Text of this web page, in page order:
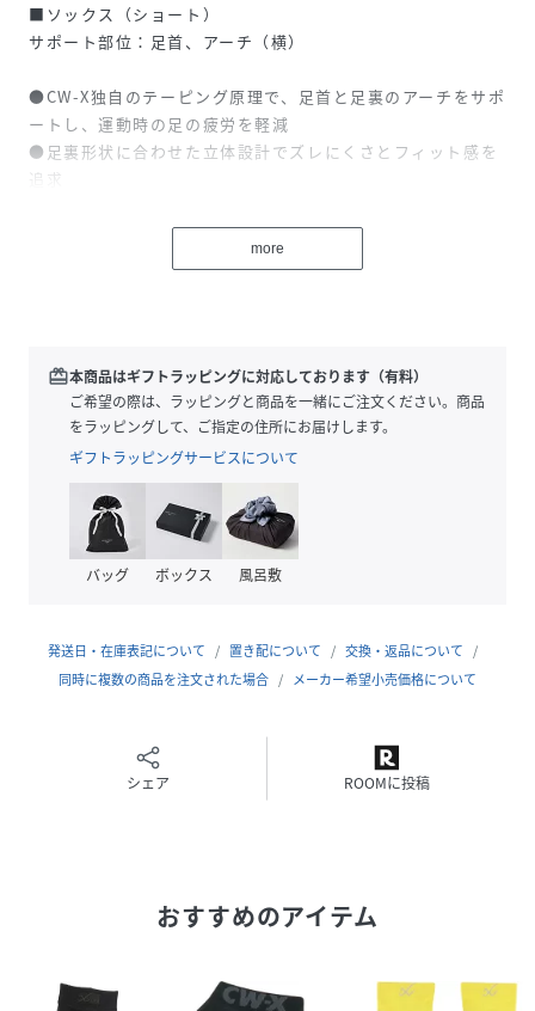
■ソックス（ショート）
サポート部位：足首、アーチ（横）
●CW-X独自のテーピング原理で、足首と足裏のアーチをサポ
ートし、運動時の足の疲労を軽減
●足裏形状に合わせた立体設計でズレにくさとフィット感を
追求
・汗消臭（つま先・かかと）／抗菌防臭（つま先・かかと）
素材 ポリエステル、綿、その他
サイズ S、M、L
クリーニング
洗濯機可 ※お洗濯は、必ず「取り扱い絵表
示」にしたがってください。
品番
V20305_BCR608
(BCR608-2300-BS-107 V20305
more
redeem本商品はギフトラッピングに対応しております（有料）
ご希望の際は、ラッピングと商品を一緒にご注文ください。商品
をラッピングして、ご指定の住所にお届けします。
ギフトラッピングサービスについて
バッグ ボックス 風呂敷
発送日・在庫表記について 置き配について
交換・返品について
同時に複数の商品を注文された場合
メーカー希望小売価格について
シェア ROOMに投稿
おすすめのアイテム